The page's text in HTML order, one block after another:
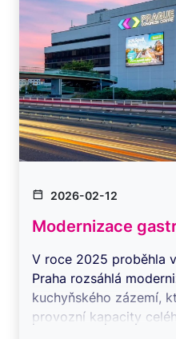
2026-02-12
Modernizace
V roce 2025 proběhla
Praha rozsáhlá
kuchyňského zázemí,
provozní kapacity